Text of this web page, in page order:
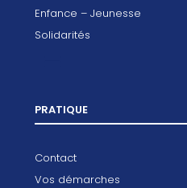
Enfance – Jeunesse
Solidarités
PRATIQUE
Contact
Vos démarches